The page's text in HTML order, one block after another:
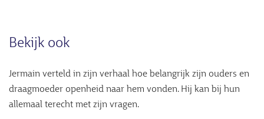
Bekijk ook
Jermain verteld in zijn verhaal hoe belangrijk zijn ouders en
draagmoeder openheid naar hem vonden. Hij kan bij hun
allemaal terecht met zijn vragen.